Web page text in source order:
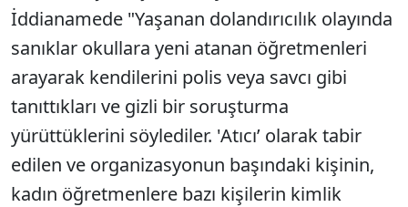
İddianamede "Yaşanan dolandırıcılık olayında
sanıklar okullara yeni atanan öğretmenleri
arayarak kendilerini polis veya savcı gibi
tanıttıkları ve gizli bir soruşturma
yürüttüklerini söylediler. 'Atıcı’ olarak tabir
edilen ve organizasyonun başındaki kişinin,
kadın öğretmenlere bazı kişilerin kimlik